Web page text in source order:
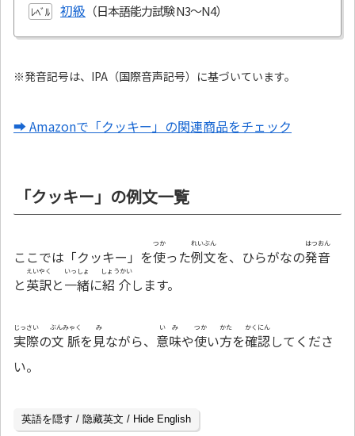
ﾚﾍﾞﾙ 初級
※発音記号は、IPA（国際音声記号）に基づいています。
➡ Amazonで「クッキー」の関連商品をチェック
「クッキー」の例文一覧
ここでは「クッキー」を使
つか
った例文
れいぶん
を、ひらがなの発音
はつおん
と英訳
えいやく
と一緒
いっしょ
に紹介
しょうかい
します。
実際
じっさい
の文脈
ぶんみゃく
を見
み
ながら、 意味
いみ
や使
つか
い方
かた
を確認
かくにん
してくださ
い。
英語を隠す / 隐藏英文 / Hide English